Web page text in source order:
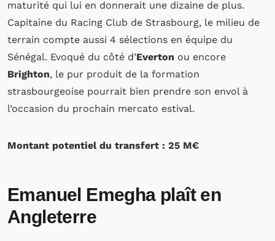
maturité qui lui en donnerait une dizaine de plus.
Capitaine du Racing Club de Strasbourg, le milieu de
terrain compte aussi 4 sélections en équipe du
Sénégal. Evoqué du côté d’Everton ou encore
Brighton, le pur produit de la formation
strasbourgeoise pourrait bien prendre son envol à
l’occasion du prochain mercato estival.
Montant potentiel du transfert : 25 M€
Emanuel Emegha plaît en
Angleterre